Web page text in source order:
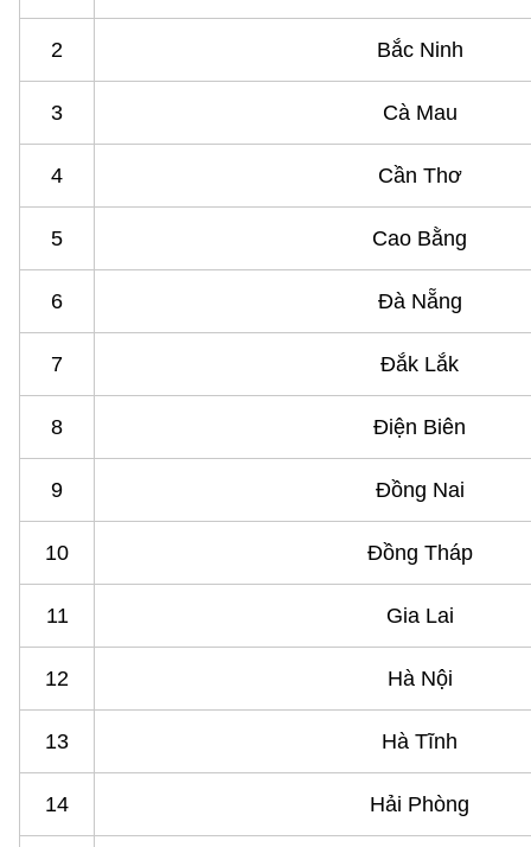
2 Bắc Ninh
3 Cà Mau
4 Cần Thơ
5 Cao Bằng
6 Đà Nẵng
7 Đắk Lắk
8 Điện Biên
9 Đồng Nai
10 Đồng Tháp
11 Gia Lai
12 Hà Nội
13 Hà Tĩnh
14 Hải Phòng